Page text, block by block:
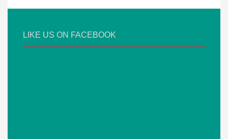
LIKE US ON FACEBOOK